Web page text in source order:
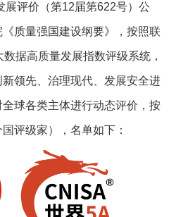
展评价（第12届第622号）公
质量强国建设纲要》，按照联
据高质量发展指数评级系统，
领先、治理现代、发展安全进
球各类主体进行动态评价，按
评级家），名单如下：